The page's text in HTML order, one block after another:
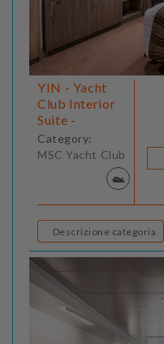
YIN - Yacht
Club Interior
Suite -
Category:
MSC Yacht Club
Descrizione categoria